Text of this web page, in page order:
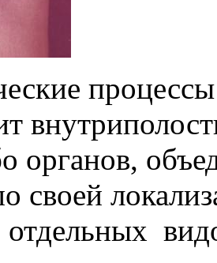
органов,
своей
отдельных